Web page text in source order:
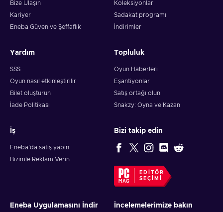
Bize Ulaşın
Kariyer
Eneba Güven ve Şeffaflık
Koleksiyonlar
Sadakat programı
İndirimler
Yardım
SSS
Oyun nasıl etkinleştirilir
Bilet oluşturun
İade Politikası
Topluluk
Oyun Haberleri
Eşantiyonlar
Satış ortağı olun
Snakzy: Oyna ve Kazan
İş
Eneba'da satış yapın
Bizimle Reklam Verin
Bizi takip edin
EDITÖR
SEÇIMI
Eneba Uygulamasını İndir İncelemelerimize bakın